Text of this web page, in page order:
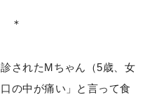
＊
されたMちゃん（5歳、女
の中が痛い」と言って食